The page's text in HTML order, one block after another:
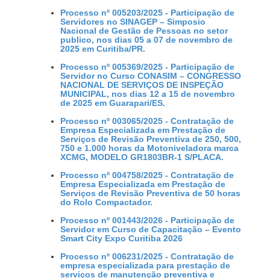
Processo nº 005203/2025 - Participação de
Servidores no SINAGEP – Simposio
Nacional de Gestão de Pessoas no setor
publico, nos dias 05 a 07 de novembro de
2025 em Curitiba/PR.
Processo nº 005369/2025 - Participação de
Servidor no Curso CONASIM – CONGRESSO
NACIONAL DE SERVIÇOS DE INSPEÇÃO
MUNICIPAL, nos dias 12 a 15 de novembro
de 2025 em Guarapari/ES.
Processo nº 003065/2025 - Contratação de
Empresa Especializada em Prestação de
Serviços de Revisão Preventiva de 250, 500,
750 e 1.000 horas da Motoniveladora marca
XCMG, MODELO GR1803BR-1 S/PLACA.
Processo nº 004758/2025 - Contratação de
Empresa Especializada em Prestação de
Serviços de Revisão Preventiva de 50 horas
do Rolo Compactador.
Processo nº 001443/2026 - Participação de
Servidor em Curso de Capacitação – Evento
Smart City Expo Curitiba 2026
Processo nº 006231/2025 - Contratação de
empresa especializada para prestação de
serviços de manutenção preventiva e